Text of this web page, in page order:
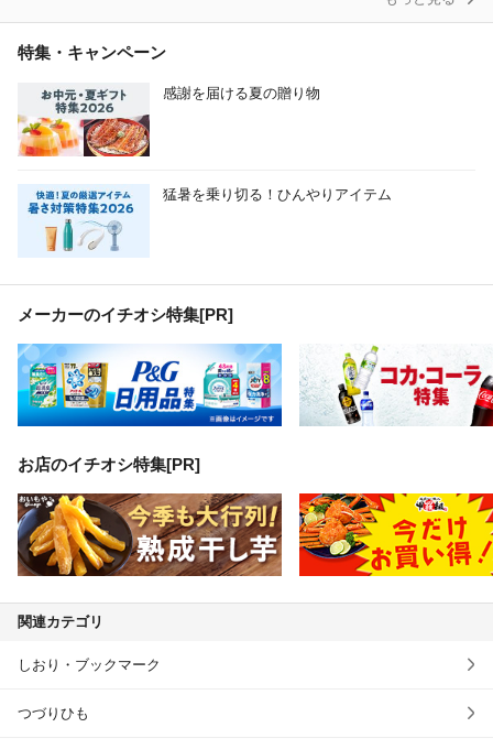
特集・キャンペーン
感謝を届ける夏の贈り物
猛暑を乗り切る！ひんやりアイテム
メーカーのイチオシ特集[PR]
お店のイチオシ特集[PR]
関連カテゴリ
しおり・ブックマーク
つづりひも